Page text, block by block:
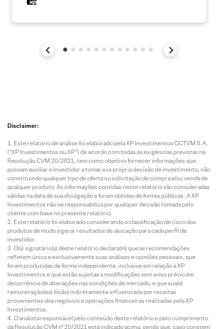
Disclaimer:
Este relatório de análise foi elaborado pela XP Investimentos CCTVM S.A.
(“XP Investimentos ou XP”) de acordo com todas as exigências previstas na
Resolução CVM 20/2021, tem como objetivo fornecer informações que
possam auxiliar o investidor a tomar sua própria decisão de investimento, não
constituindo qualquer tipo de oferta ou solicitação de compra e/ou venda de
qualquer produto. As informações contidas neste relatório são consideradas
válidas na data de sua divulgação e foram obtidas de fontes públicas. A XP
Investimentos não se responsabiliza por qualquer decisão tomada pelo
cliente com base no presente relatório.
Este relatório foi elaborado considerando a classificação de risco dos
produtos de modo a gerar resultados de alocação para cada perfil de
investidor.
O(s) signatário(s) deste relatório declara(m) que as recomendações
refletem única e exclusivamente suas análises e opiniões pessoais, que
foram produzidas de forma independente, inclusive em relação à XP
Investimentos e que estão sujeitas a modificações sem aviso prévio em
decorrência de alterações nas condições de mercado, e que sua(s)
remuneração(es) é(são) indiretamente influenciada por receitas
provenientes dos negócios e operações financeiras realizadas pela XP
Investimentos.
O analista responsável pelo conteúdo deste relatório e pelo cumprimento
da Resolução CVM nº 20/2021 está indicado acima, sendo que, caso constem